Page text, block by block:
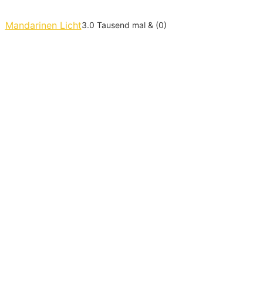
Mandarinen Licht3.0 Tausend mal & (0)